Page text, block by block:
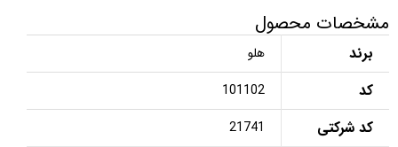
مشخصات محصول
برند هلو
کد 101102
کد شرکتی 21741